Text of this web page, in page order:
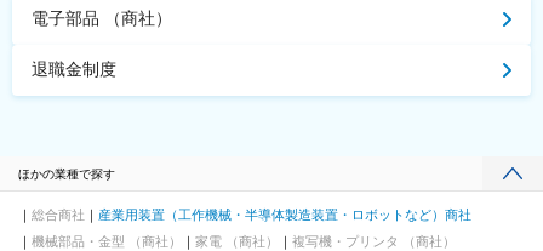
電子部品 （商社）
退職金制度
ほかの業種で探す
総合商社
産業用装置（工作機械・半導体製造装置・ロボットなど）商社
機械部品・金型 （商社）
家電 （商社）
複写機・プリンタ （商社）